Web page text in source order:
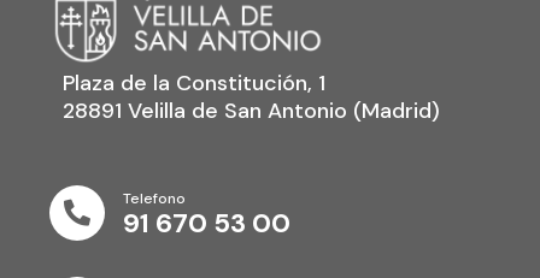
Plaza de la Constitución, 1
28891 Velilla de San Antonio (Madrid)

Telefono
91 670 53 00